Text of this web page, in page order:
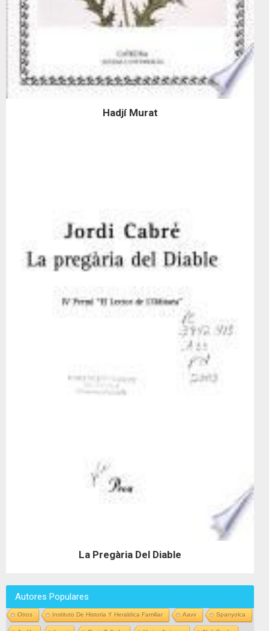
Hadjí Murat
La Pregària Del Diable
Autores Populares
Otros Instituto De Historia Y Heraldica Familiar Aavv Spanyolca